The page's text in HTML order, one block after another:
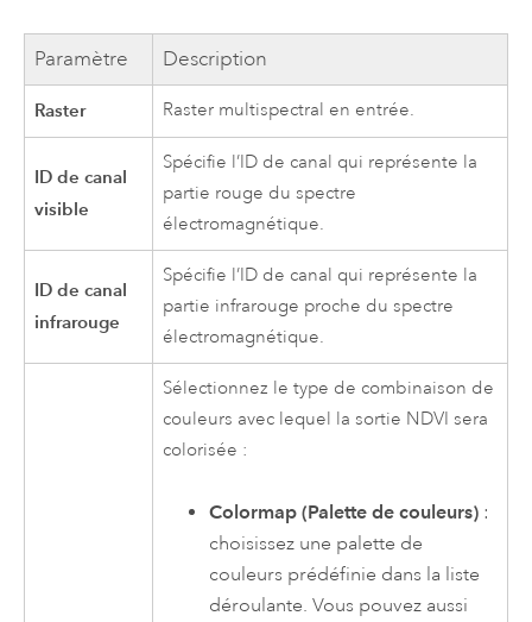
Paramètre Description
Raster Raster multispectral en entrée.
ID de canal
visible
Spécifie l’ID de canal qui représente la
partie rouge du spectre
électromagnétique.
ID de canal
infrarouge
Spécifie l’ID de canal qui représente la
partie infrarouge proche du spectre
électromagnétique.
Sélectionnez le type de combinaison de
couleurs avec lequel la sortie NDVI sera
colorisée :
Colormap (Palette de couleurs) :
choisissez une palette de
couleurs prédéfinie dans la liste
déroulante. Vous pouvez aussi